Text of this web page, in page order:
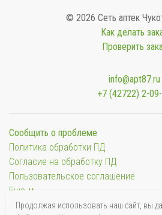
© 2026 Сеть аптек
Как делать
Проверить
info@apt87.ru
+7 (42722) 2-
Сообщить о проблеме
Политика обработки ПД
Согласие на обработку ПД
Пользовательское соглашение
Еще ∨
Продолжая использовать наш сайт, вы